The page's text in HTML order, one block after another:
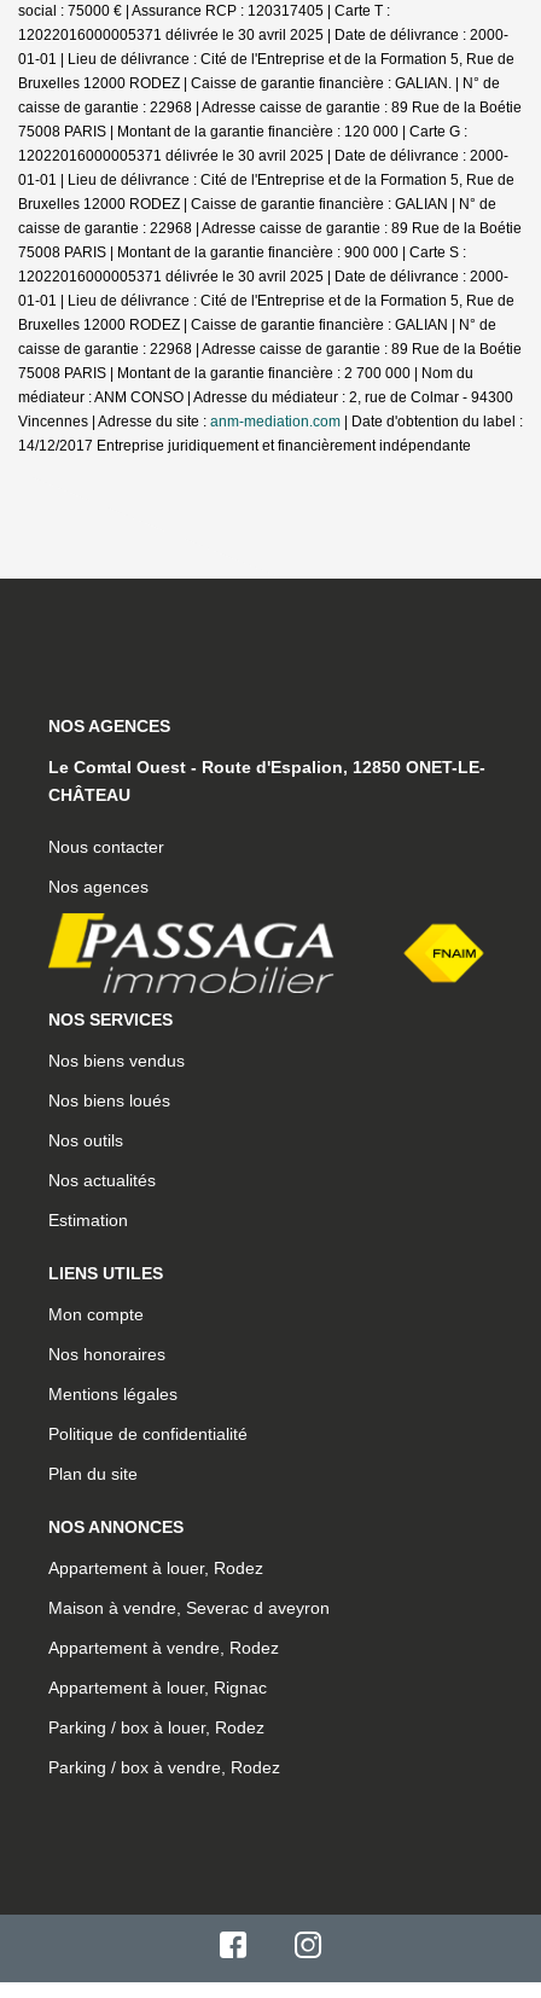
social : 75000 € | Assurance RCP : 120317405 | Carte T :
12022016000005371 délivrée le 30 avril 2025 | Date de délivrance : 2000-
01-01 | Lieu de délivrance : Cité de l'Entreprise et de la Formation 5, Rue de
Bruxelles 12000 RODEZ | Caisse de garantie financière : GALIAN. | N° de
caisse de garantie : 22968 | Adresse caisse de garantie : 89 Rue de la Boétie
75008 PARIS | Montant de la garantie financière : 120 000 | Carte G :
12022016000005371 délivrée le 30 avril 2025 | Date de délivrance : 2000-
01-01 | Lieu de délivrance : Cité de l'Entreprise et de la Formation 5, Rue de
Bruxelles 12000 RODEZ | Caisse de garantie financière : GALIAN | N° de
caisse de garantie : 22968 | Adresse caisse de garantie : 89 Rue de la Boétie
75008 PARIS | Montant de la garantie financière : 900 000 | Carte S :
12022016000005371 délivrée le 30 avril 2025 | Date de délivrance : 2000-
01-01 | Lieu de délivrance : Cité de l'Entreprise et de la Formation 5, Rue de
Bruxelles 12000 RODEZ | Caisse de garantie financière : GALIAN | N° de
caisse de garantie : 22968 | Adresse caisse de garantie : 89 Rue de la Boétie
75008 PARIS | Montant de la garantie financière : 2 700 000 | Nom du
médiateur : ANM CONSO | Adresse du médiateur : 2, rue de Colmar - 94300
Vincennes | Adresse du site : anm-mediation.com | Date d'obtention du label :
14/12/2017 Entreprise juridiquement et financièrement indépendante
NOS AGENCES
Le Comtal Ouest - Route d'Espalion, 12850 ONET-LE-
CHÂTEAU
Nous contacter
Nos agences
NOS SERVICES
Nos biens vendus
Nos biens loués
Nos outils
Nos actualités
Estimation
LIENS UTILES
Mon compte
Nos honoraires
Mentions légales
Politique de confidentialité
Plan du site
NOS ANNONCES
Appartement à louer, Rodez
Maison à vendre, Severac d aveyron
Appartement à vendre, Rodez
Appartement à louer, Rignac
Parking / box à louer, Rodez
Parking / box à vendre, Rodez